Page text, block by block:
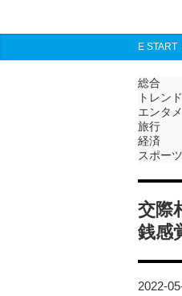
E START
総合
トレンド
エンタメ
旅行
経済
スポーツ
交際
銭感
2022-